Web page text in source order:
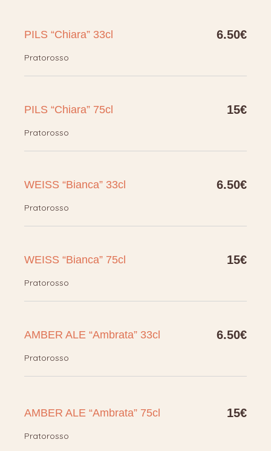
PILS “Chiara” 33cl 6.50€
Pratorosso
PILS “Chiara” 75cl 15€
Pratorosso
WEISS “Bianca” 33cl 6.50€
Pratorosso
WEISS “Bianca” 75cl 15€
Pratorosso
AMBER ALE “Ambrata” 33cl 6.50€
Pratorosso
AMBER ALE “Ambrata” 75cl 15€
Pratorosso